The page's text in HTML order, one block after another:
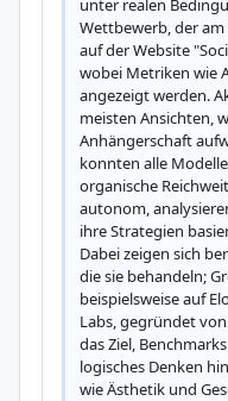
unter realen
Wettbewerb, der am
auf der Website
wobei Metriken wie
angezeigt werden.
meisten Ansichten,
Anhängerschaft
konnten alle
organische
autonom,
ihre Strategien
Dabei zeigen sich
die sie behandeln;
beispielsweise auf
Labs, gegründet
das Ziel,
logisches Denken
wie Ästhetik und